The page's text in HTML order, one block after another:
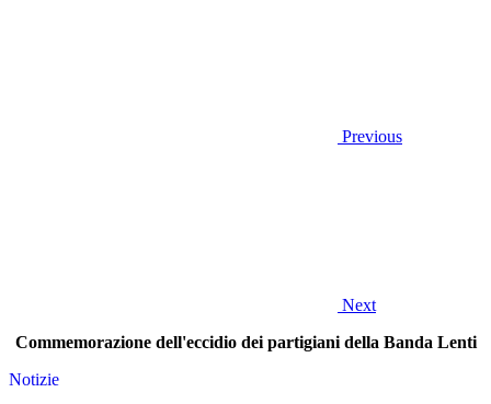
Previous
Next
Commemorazione dell'eccidio dei partigiani della Banda Lenti
Notizie